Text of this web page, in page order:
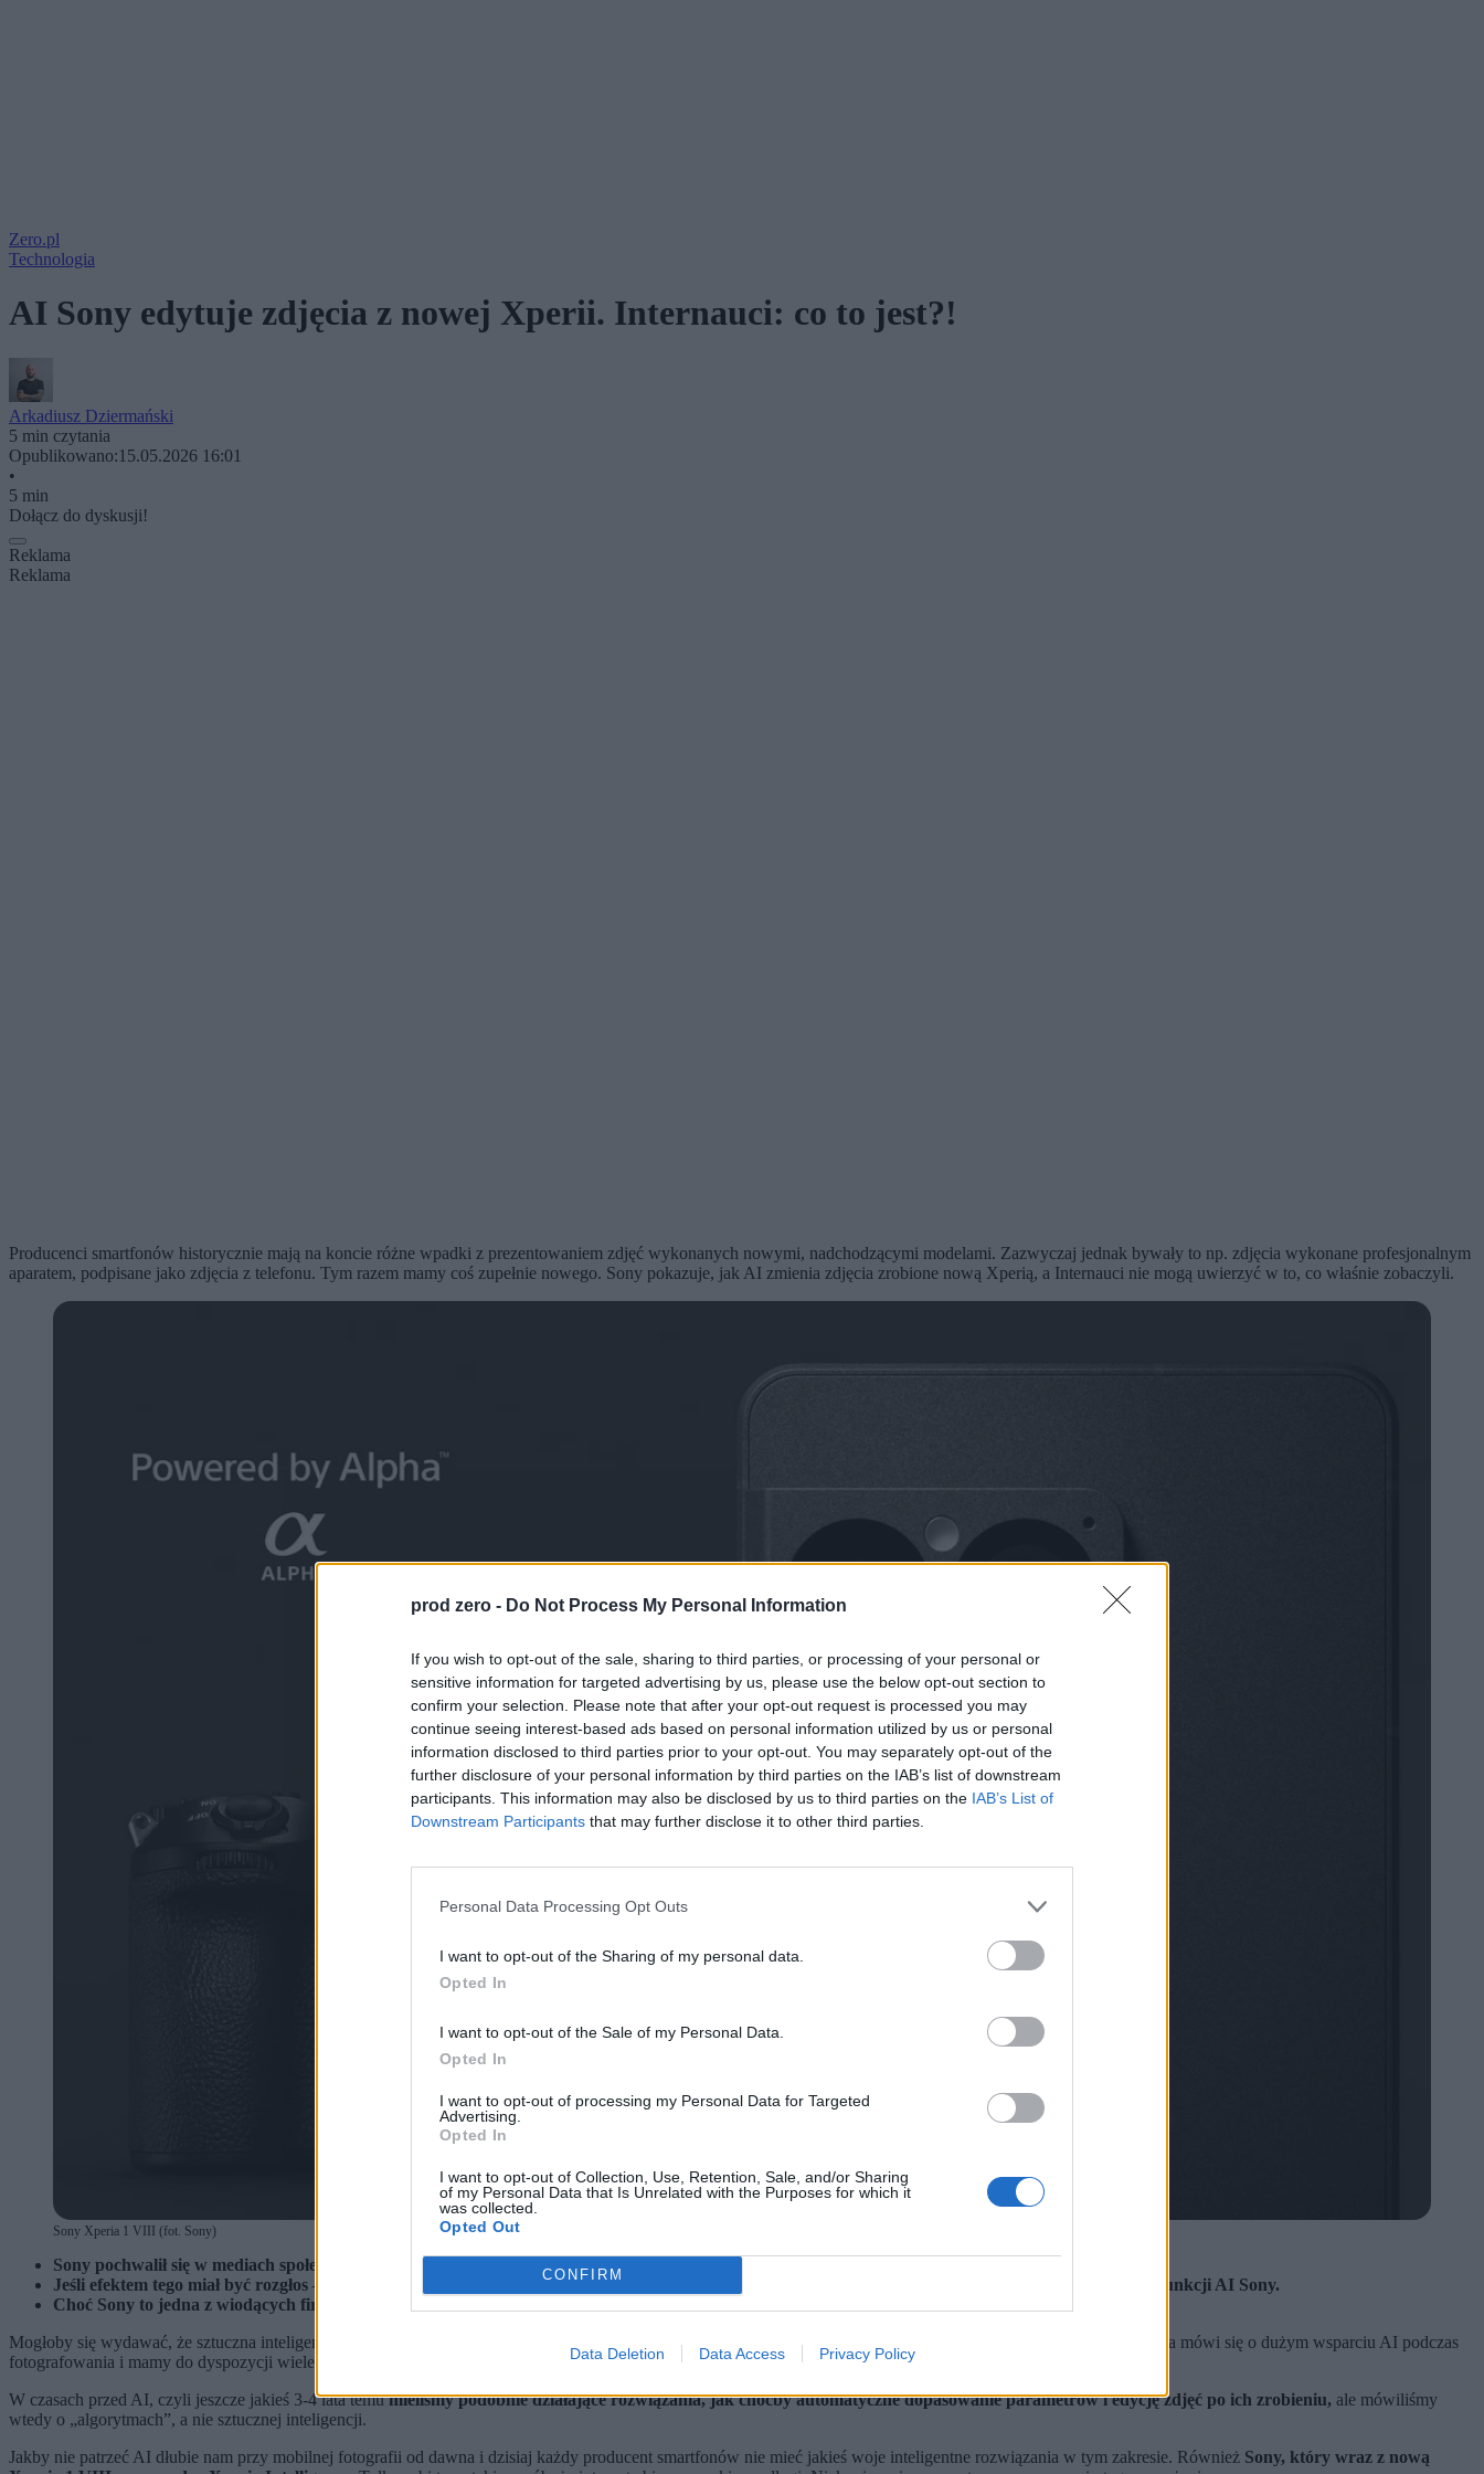
prod zero - Do Not Process My Personal Information
If you wish to opt-out of the sale, sharing to third parties, or processing of your personal or
sensitive information for targeted advertising by us, please use the below opt-out section to
confirm your selection. Please note that after your opt-out request is processed you may
continue seeing interest-based ads based on personal information utilized by us or personal
information disclosed to third parties prior to your opt-out. You may separately opt-out of the
further disclosure of your personal information by third parties on the IAB’s list of downstream
participants. This information may also be disclosed by us to third parties on the IAB’s List of
Downstream Participants that may further disclose it to other third parties.
Personal Data Processing Opt Outs
I want to opt-out of the Sharing of my personal data.
Opted In
I want to opt-out of the Sale of my Personal Data.
Opted In
I want to opt-out of processing my Personal Data for Targeted
Advertising.
Opted In
I want to opt-out of Collection, Use, Retention, Sale, and/or Sharing
of my Personal Data that Is Unrelated with the Purposes for which it
was collected.
Opted Out
CONFIRM
Data Deletion Data Access Privacy Policy
Zero.pl
Technologia
AI Sony edytuje zdjęcia z nowej Xperii. Internauci: co to jest?!
Arkadiusz Dziermański
5 min czytania
Opublikowano:15.05.2026 16:01
•
5 min
Dołącz do dyskusji!
Reklama
Reklama
Producenci smartfonów historycznie mają na koncie różne wpadki z prezentowaniem zdjęć wykonanych nowymi, nadchodzącymi modelami. Zazwyczaj jednak bywały to np. zdjęcia wykonane profesjonalnym
aparatem, podpisane jako zdjęcia z telefonu. Tym razem mamy coś zupełnie nowego. Sony pokazuje, jak AI zmienia zdjęcia zrobione nową Xperią, a Internauci nie mogą uwierzyć w to, co właśnie zobaczyli.
Sony Xperia 1 VIII (fot. Sony)
Sony pochwalił się w mediach społecznościowych zdjęciami zrobionymi nową Xperią 1 VIII, które zostały edytowane przez Xperia Intelligence.
Jeśli efektem tego miał być rozgłos – udało się. Jeśli miał być pozytywny – nie do końca. Internet nie zostawia suchej nitki na efektach pracy nowych funkcji AI Sony.
Choć Sony to jedna z wiodących firm na rynku mobilnej i tradycyjnej fotografii, od lat nie potrafi zrobić własnego smartfonu z dobrym aparatem.
Mogłoby się wydawać, że sztuczna inteligencja to w smartfonach coś stosunkowo nowego. W praktyce... można powiedzieć, że nie do końca. Faktycznie od niedawna mówi się o dużym wsparciu AI podczas
fotografowania i mamy do dyspozycji wiele funkcji, które np. pomagają w kadrowaniu czy edycji zdjęć.
W czasach przed AI, czyli jeszcze jakieś 3-4 lata temumieliśmy podobnie działające rozwiązania, jak choćby automatyczne dopasowanie parametrów i edycję zdjęć po ich zrobieniu, ale mówiliśmy
wtedy o „algorytmach”, a nie sztucznej inteligencji.
Jakby nie patrzeć AI dłubie nam przy mobilnej fotografii od dawna i dzisiaj każdy producent smartfonów nie mieć jakieś woje inteligentne rozwiązania w tym zakresie. Również Sony, który wraz z nową